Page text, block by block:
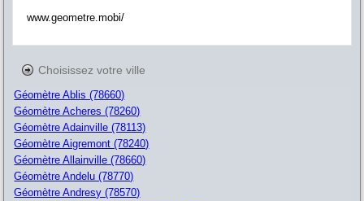
www.geometre.mobi/
Choisissez votre ville
Géomètre Ablis (78660)
Géomètre Acheres (78260)
Géomètre Adainville (78113)
Géomètre Aigremont (78240)
Géomètre Allainville (78660)
Géomètre Andelu (78770)
Géomètre Andresy (78570)